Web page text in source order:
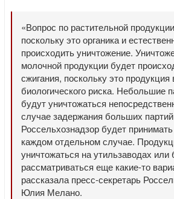
«Вопрос по растительной
поскольку это органика и
происходить уничтожение.
молочной продукции будет
сжигания, поскольку это продукция
биологического риска. Небольшие
будут уничтожаться
случае задержания больших партий
Россельхознадзор будет
каждом отдельном случае.
уничтожаться на утильзаводах или
рассматриваться еще какие-то
рассказала пресс-секретарь
Юлия Мелано.